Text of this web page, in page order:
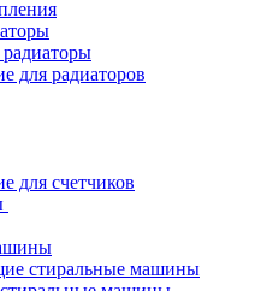
для радиаторов
для счетчиков
стиральные машины